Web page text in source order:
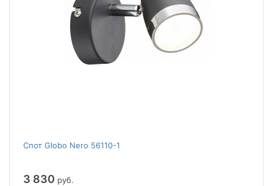
Спот Globo Nero 56110-1
3 830 руб.